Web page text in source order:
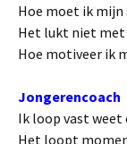
Hoe moet ik mijn
Het lukt niet met
Hoe motiveer ik
Jongerencoach
Ik loop vast weet
Het loopt